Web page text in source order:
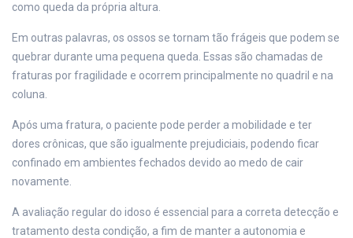
como queda da própria altura.
Em outras palavras, os ossos se tornam tão frágeis que podem se
quebrar durante uma pequena queda. Essas são chamadas de
fraturas por fragilidade e ocorrem principalmente no quadril e na
coluna.
Após uma fratura, o paciente pode perder a mobilidade e ter
dores crônicas, que são igualmente prejudiciais, podendo ficar
confinado em ambientes fechados devido ao medo de cair
novamente.
A avaliação regular do idoso é essencial para a correta detecção e
tratamento desta condição, a fim de manter a autonomia e